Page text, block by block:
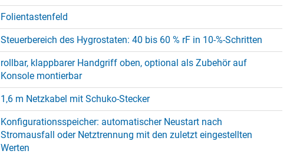
Folientastenfeld
Steuerbereich des Hygrostaten: 40 bis 60 % rF in 10-%-Schritten
rollbar, klappbarer Handgriff oben, optional als Zubehör auf
Konsole montierbar
1,6 m Netzkabel mit Schuko-Stecker
Konfigurationsspeicher: automatischer Neustart nach
Stromausfall oder Netztrennung mit den zuletzt eingestellten
Werten